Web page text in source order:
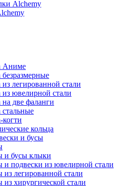
Alchemy
Аниме
легированной стали
из ювелирной стали
на две фаланги
стальные
когти
кольца
и бусы
и бусы клыки
и подвески из ювелирной стали
из легированной стали
из хирургической стали